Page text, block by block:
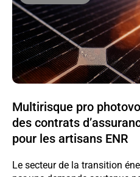
Multirisque pro
des contrats
pour les artisans ENR
Le secteur de la transition